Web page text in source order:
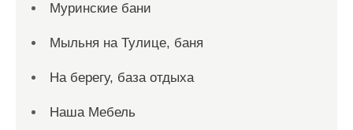
Муринские бани
Мыльня на Тулице, баня
На берегу, база отдыха
Наша Мебель